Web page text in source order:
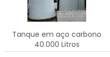
Tanque em aço carbono
40.000 Litros